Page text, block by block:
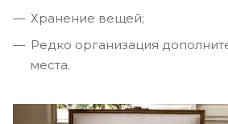
Хранение вещей;
Редко организация
места.